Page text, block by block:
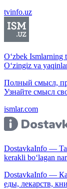
tvinfo.uz
O‘zbek Ismlarning
O‘zingiz va
Полный смысл,
Узнайте смысл
ismlar.com
DostavkaInfo —
kerakli bo‘lagan
DostavkaInfo —
еды, лекарств,